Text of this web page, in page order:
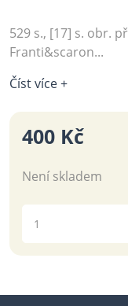
529 s., [17] s. obr.
Franti&scaron...
Číst více +
400 Kč
Není skladem